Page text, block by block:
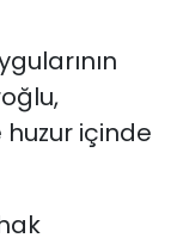
huzur içinde